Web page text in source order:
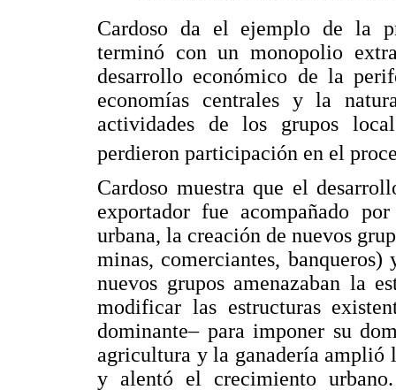
Cardoso da el ejemplo de la
terminó con un monopolio
desarrollo económico de la
economías centrales y la
actividades de los grupos
perdieron participación en el
Cardoso muestra que el
exportador fue acompañado
urbana, la creación de nuevos
minas, comerciantes,
nuevos grupos amenazaban la
modificar las estructuras
dominante– para imponer su
agricultura y la ganadería amplió
y alentó el crecimiento